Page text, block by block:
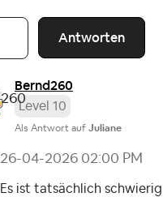
Antworten
Bernd260
Level 10
Als Antwort auf Juliane
‎26-04-2026 02:00 PM
Es ist tatsächlich schwierig.